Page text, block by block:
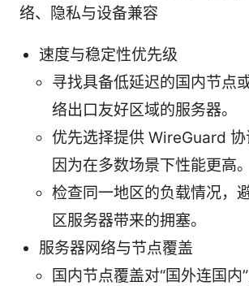
络、隐私与设备兼容
速度与稳定性优先级
寻找具备低延迟的国内节点
络出口友好区域的服务器。
优先选择提供 WireGuard 协
因为在多数场景下性能更高。
检查同一地区的负载情况，
区服务器带来的拥塞。
服务器网络与节点覆盖
国内节点覆盖对“国外连国内